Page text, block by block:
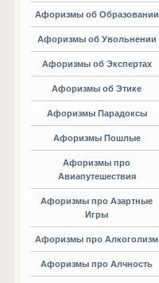
Афоризмы об Образовании
Афоризмы об Увольнении
Афоризмы об Экспертах
Афоризмы об Этике
Афоризмы Парадоксы
Афоризмы Пошлые
Афоризмы про
Авиапутешествия
Афоризмы про Азартные
Игры
Афоризмы про Алкоголизм
Афоризмы про Алчность